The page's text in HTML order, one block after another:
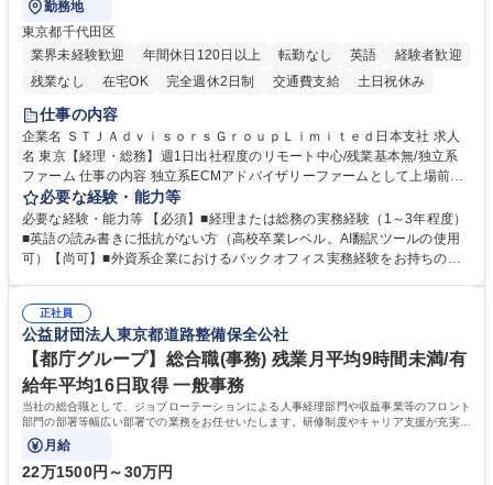
勤務地
東京都千代田区
業界未経験歓迎
年間休日120日以上 転勤なし 英語
経験者歓迎
残業なし
在宅OK 完全週休2日制 交通費支給 土日祝休み
仕事の内容
企業名 ＳＴＪＡｄｖｉｓｏｒｓＧｒｏｕｐＬｉｍｉｔｅｄ日本支社 求人
名 東京【経理・総務】週1日出社程度のリモート中心/残業基本無/独立系
ファーム 仕事の内容 独立系ECMアドバイザリーファームとして上場前後
の資本市場戦略を設計する当社にて経理・総務をお任せします。基礎的な
バックオフィス業務からスタートし組織を支える専任担当として広く活躍
できる環境です。 ■日常経理、月次および年次決算サポート業務 ■本国
（グローバル）との英文メール対応（AI翻訳ツール等を使用しての対応で
業務をお任せします。残業も基本的には発生せず、ご自身のペースで業務
を進めやすく定着率の高い環境です。 募集職種 東京【経理・総務】週1日
出社程度のリモート中心/残業基本無/独立系ファーム
必要な経験・能力等
必要な経験・能力等 【必須】■経理または総務の実務経験（1～3年程度）
■英語の読み書きに抵抗がない方（高校卒業レベル。AI翻訳ツールの使用
可）【尚可】■外資系企業におけるバックオフィス実務経験をお持ちの方
【働き方について】現在は週4日程度の在宅勤務を実施しており、ワーク
ライフバランスを重視する方に最適な環境です（フルリモートも面接で相
談可）。【求める人物像】幅広いバックオフィス業務に柔軟に対応でき、
社内外と円滑にコミュニケーションを取りながら業務を推進できる方 学
歴・資格 学歴：大学院 大学 高専 短大 専修学校 高校 語学力： 資格：
正社員
公益財団法人東京都道路整備保全公社
【都庁グループ】総合職(事務) 残業月平均9時間未満/有
給年平均16日取得 一般事務
当社の総合職として、ジョブローテーションによる人事経理部門や収益事業等のフロント
部門の部署等幅広い部署での業務をお任せいたします。研修制度やキャリア支援が充実し
ております！ ※下記業務詳細
月給
22万1500円～30万円